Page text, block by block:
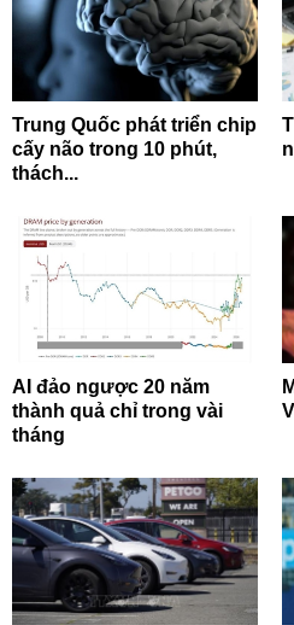
Trung Quốc phát triển chip
cấy não trong 10 phút,
thách...
AI đảo ngược 20 năm
thành quả chỉ trong vài
tháng